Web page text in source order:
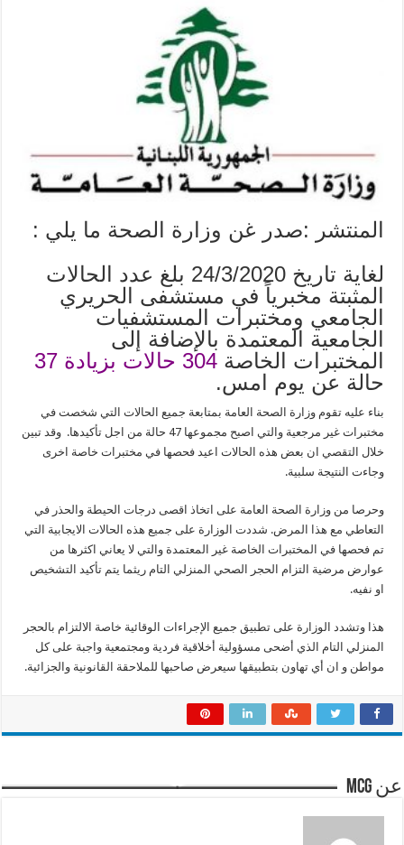
المنتشر :صدر غن وزارة الصحة ما يلي :
لغاية تاريخ 24/3/2020 بلغ عدد الحالات
المثبتة مخبرياً في مستشفى الحريري
الجامعي ومختبرات المستشفيات
الجامعية المعتمدة بالإضافة إلى
المختبرات الخاصة304 حالات بزيادة 37
حالة عن يوم امس.
بناء عليه تقوم وزارة الصحة العامة بمتابعة جميع الحالات التي شخصت في
مختبرات غير مرجعية والتي اصبح مجموعها 47 حالة من اجل تأكيدها. وقد تبين
خلال التقصي ان بعض هذه الحالات اعيد فحصها في مختبرات خاصة اخرى
وجاءت النتيجة سلبية.
وحرصا من وزارة الصحة العامة على اتخاذ اقصى درجات الحيطة والحذر في
التعاطي مع هذا المرض. شددت الوزارة على جميع هذه الحالات الايجابية التي
تم فحصها في المختبرات الخاصة غير المعتمدة والتي لا يعاني اكثرها من
عوارض مرضية التزام الحجر الصحي المنزلي التام ريثما يتم تأكيد التشخيص
او نفيه.
هذا وتشدد الوزارة على تطبيق جميع الإجراءات الوقائية خاصة الالتزام بالحجر
المنزلي التام الذي أضحى مسؤولية أخلاقية فردية ومجتمعية واجبة على كل
مواطن و ان أي تهاون بتطبيقها سيعرض صاحبها للملاحقة القانونية والجزائية.
عن mcg